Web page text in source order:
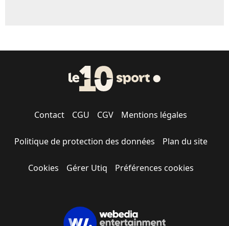
Contact CGU CGV Mentions légales
Politique de protection des données Plan du site
Cookies Gérer Utiq Préférences cookies